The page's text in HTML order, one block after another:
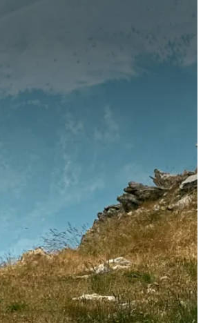
Финансовая грамотность
кредит без
в Казахстане: что
мошенники
— 2026